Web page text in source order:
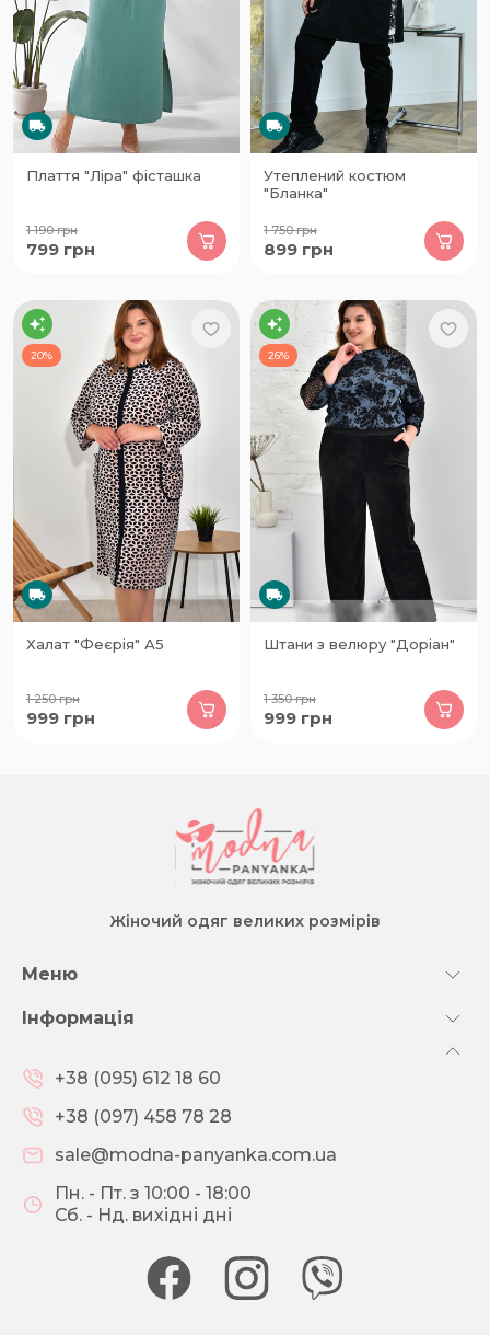
Плаття "Ліра" фісташка
1 190грн
799 грн
Утеплений костюм
"Бланка"
1 750грн
899 грн
20%
Халат "Феєрія" А5
1 250грн
999 грн
26%
Штани з велюру "Доріан"
1 350грн
999 грн
Жіночий одяг великих розмірів
Меню
Інформація
+38 (095) 612 18 60
+38 (097) 458 78 28
sale@modna-panyanka.com.ua
Пн. - Пт. з 10:00 - 18:00
Сб. - Нд. вихідні дні